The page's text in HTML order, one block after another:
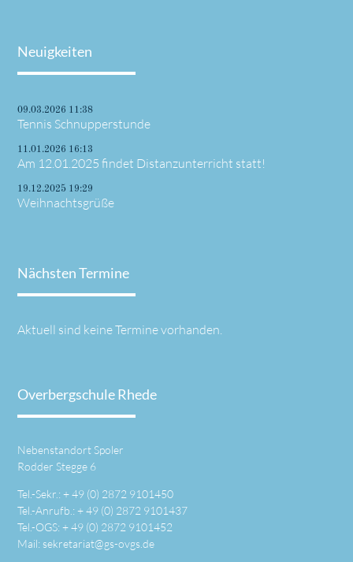
Neuigkeiten
09.03.2026 11:38
Tennis Schnupperstunde
11.01.2026 16:13
Am 12.01.2025 findet Distanzunterricht statt!
19.12.2025 19:29
Weihnachtsgrüße
Nächsten Termine
Aktuell sind keine Termine vorhanden.
Overbergschule Rhede
Nebenstandort Spoler
Rodder Stegge 6
Tel.-Sekr.: +49 (0) 2872 9101450
Tel.-Anrufb.: +49 (0) 2872 9101437
Tel.-OGS: +49 (0) 2872 9101452
Mail: sekretariat@gs-ovgs.de